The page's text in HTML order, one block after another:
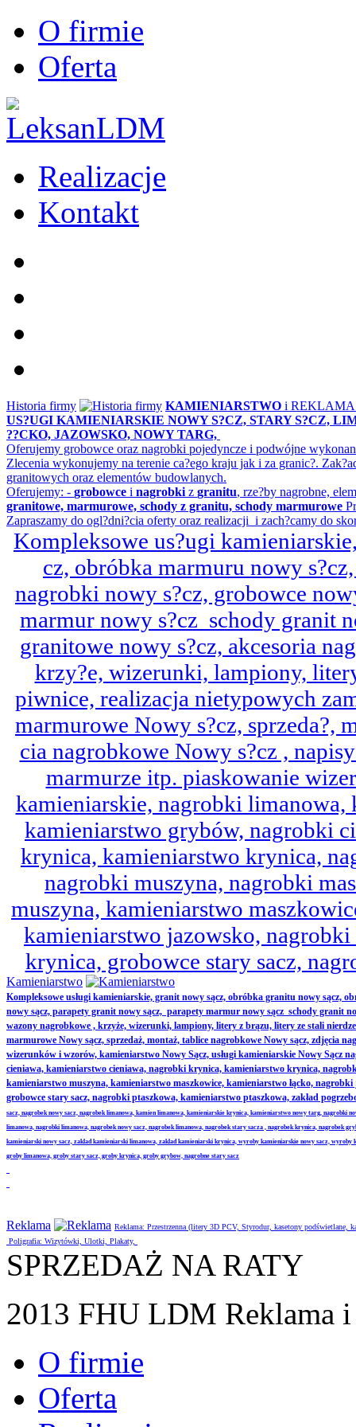
O firmie
Oferta
Realizacje
Kontakt
Historia firmy KAMIENIARSTWO i
US?UGI KAMIENIARSKIE NOWY S?CZ, STARY S?CZ,
??CKO, JAZOWSKO, NOWY TARG,
Oferujemy grobowce oraz nagrobki pojedyncze i podwójne
Zlecenia wykonujemy na terenie ca?ego kraju jak i za granic?.
granitowych oraz elementów budowlanych.
Oferujemy: - grobowce i nagrobki z granitu, rze?by nagrobne,
granitowe, marmurowe, schody z granitu, schody marmurowe
Zapraszamy do ogl?dni?cia oferty oraz realizacji i zach?camy do
Kompleksowe us?ugi
cz, obróbka marmuru nowy
nagrobki nowy s?cz, grobowce
marmur nowy s?cz schody granit
granitowe nowy s?cz, akcesoria
krzy?e, wizerunki, lampiony,
piwnice, realizacja nietypowych
marmurowe Nowy s?cz, sprzeda?,
cia nagrobkowe Nowy s?cz ,
marmurze itp. piaskowanie
kamieniarskie, nagrobki
kamieniarstwo grybów, nagrobki
krynica, kamieniarstwo krynica,
nagrobki muszyna, nagrobki
muszyna, kamieniarstwo
kamieniarstwo jazowsko,
krynica, grobowce stary sacz,
Kamieniarstwo
Kompleksowe usługi kamieniarskie, granit nowy sącz, obróbka granitu nowy sącz,
nowy sącz, parapety granit nowy sącz, parapety marmur nowy sącz schody granit
wazony nagrobkowe , krzyże, wizerunki, lampiony, litery z brązu, litery ze stali
marmurowe Nowy sącz, sprzedaż, montaż, tablice nagrobkowe Nowy sącz, zdjęcia
wizerunków i wzorów, kamieniarstwo Nowy Sącz, usługi kamieniarskie Nowy
cieniawa, kamieniarstwo cieniawa, nagrobki krynica, kamieniarstwo krynica,
kamieniarstwo muszyna, kamieniarstwo maszkowice, kamieniarstwo łącko,
grobowce stary sacz, nagrobki ptaszkowa, kamieniarstwo ptaszkowa, zakład
sacz, nagrobek nowy sacz, nagrobek limanowa, kamien limanowa, kamieniarskie krynica, kamieniarstwo nowy targ,
limanowa, nagrobki limanowa, nagrobek nowy sacz, nagrobek limanowa, nagrobek stary sacza , nagrobek krynica, nagrobek
kamieniarski nowy sacz, zaklad kamieniarski limanowa, zaklad kamieniarski krynica, wyroby kamieniarskie nowy sacz,
groby limanowa, groby stary sacz, groby krynica, groby grybow, nagrobne stary sacz
Reklama
Reklama: Przestrzenna (litery 3D PCV, Styrodur, kasetony
Poligrafia: Wizytówki, Ulotki, Plakaty,
SPRZEDAŻ NA RATY
2013 FHU LDM Reklama
O firmie
Oferta